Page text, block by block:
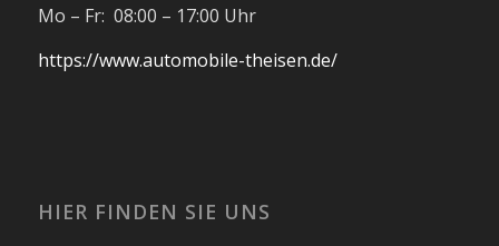
Mo – Fr: 08:00 – 17:00 Uhr
https://www.automobile-theisen.de/
HIER FINDEN SIE UNS